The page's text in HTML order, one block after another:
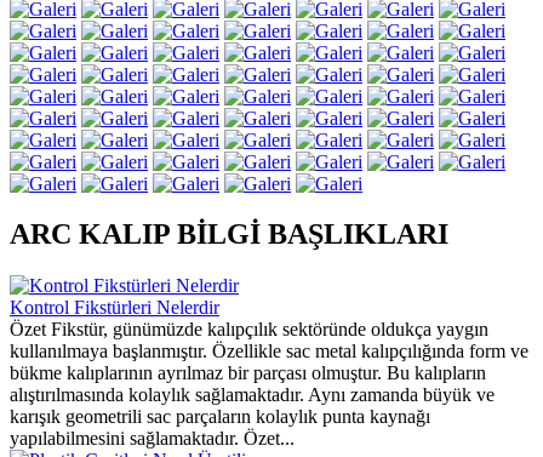
ARC KALIP BİLGİ BAŞLIKLARI
Kontrol Fikstürleri Nelerdir
Özet Fikstür, günümüzde kalıpçılık sektöründe oldukça yaygın
kullanılmaya başlanmıştır. Özellikle sac metal kalıpçılığında form ve
bükme kalıplarının ayrılmaz bir parçası olmuştur. Bu kalıpların
alıştırılmasında kolaylık sağlamaktadır. Aynı zamanda büyük ve
karışık geometrili sac parçaların kolaylık punta kaynağı
yapılabilmesini sağlamaktadır. Özet...